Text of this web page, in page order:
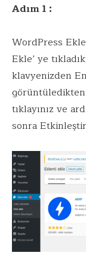
Adım 1 :
WordPress
Ekle’ ye
klavyenizden
tıklayınız ve
sonra